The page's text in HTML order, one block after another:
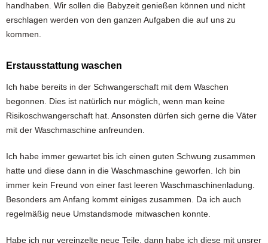
handhaben. Wir sollen die Babyzeit genießen können und nicht
erschlagen werden von den ganzen Aufgaben die auf uns zu
kommen.
Erstausstattung waschen
Ich habe bereits in der Schwangerschaft mit dem Waschen
begonnen. Dies ist natürlich nur möglich, wenn man keine
Risikoschwangerschaft hat. Ansonsten dürfen sich gerne die Väter
mit der Waschmaschine anfreunden.
Ich habe immer gewartet bis ich einen guten Schwung zusammen
hatte und diese dann in die Waschmaschine geworfen. Ich bin
immer kein Freund von einer fast leeren Waschmaschinenladung.
Besonders am Anfang kommt einiges zusammen. Da ich auch
regelmäßig neue Umstandsmode mitwaschen konnte.
Habe ich nur vereinzelte neue Teile, dann habe ich diese mit unsrer